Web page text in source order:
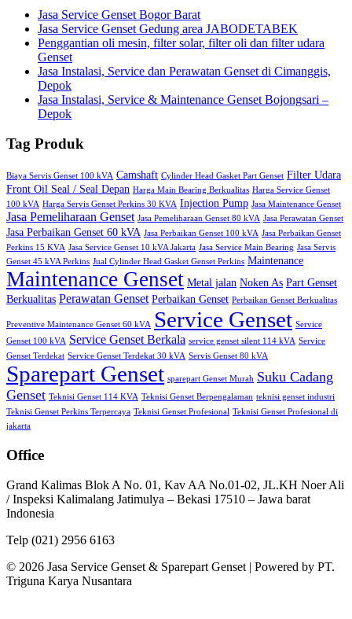
Jasa Service Genset Bogor Barat
Jasa Service Genset Gedung area JABODETABEK
Penggantian oli mesin, filter solar, filter oli dan filter udara
Genset
Jasa Instalasi, Service dan Perawatan Genset di Cimanggis,
Depok
Jasa Instalasi, Service & Maintenance Genset Bojongsari –
Depok
Tag Produk
Biaya Servis Genset 100 kVA Camshaft Cylinder Head Gasket Part Genset Filter Udara
Front Oil Seal / Seal Depan Harga Main Bearing Berkualitas Harga Service Genset
100 kVA Harga Servis Genset Perkins 30 KVA Injection Pump Jasa Maintenance Genset
Jasa Pemeliharaan Genset Jasa Pemeliharaan Genset 80 kVA Jasa Perawatan Genset
Jasa Perbaikan Genset 60 kVA Jasa Perbaikan Genset 100 kVA Jasa Perbaikan Genset
Perkins 15 KVA Jasa Service Genset 10 kVA Jakarta Jasa Service Main Bearing Jasa Servis
Genset 45 kVA Perkins Jual Cylinder Head Gasket Genset Perkins Maintenance
Maintenance Genset Metal jalan Noken As Part Genset
Berkualitas Perawatan Genset Perbaikan Genset Perbaikan Genset Berkualitas
Preventive Maintenance Genset 60 kVA Service Genset Service
Genset 100 kVA Service Genset Berkala service genset silent 114 kVA Service
Genset Terdekat Service Genset Terdekat 30 kVA Servis Genset 80 kVA
Sparepart Genset sparepart Genset Murah Suku Cadang
Genset Teknisi Genset 114 KVA Teknisi Genset Berpengalaman teknisi genset industri
Teknisi Genset Perkins Terpercaya Teknisi Genset Profesional Teknisi Genset Profesional di
jakarta
Office
Grand Kalimas Blok A No. 01, Kav AA No.01-02, JL.KH Noer Ali
/ Inspeksi Kalimalang Jatimulya – Bekasi 17510 – Jawa barat
Indonesia
Telp (021) 2956 6163
© 2026 Jasa Service Genset & Sparepart Genset | Powered by PT.
Triguna Karya Nusantara